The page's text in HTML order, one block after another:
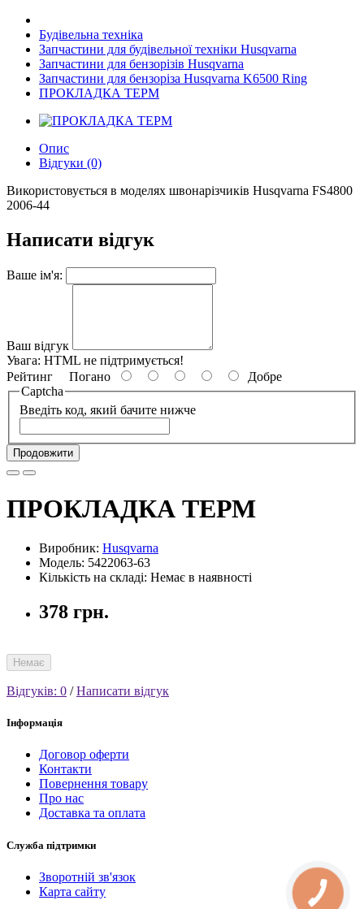
Будівельна техніка
Запчастини для будівельної техніки Husqvarna
Запчастини для бензорізів Husqvarna
Запчастини для бензоріза Husqvarna K6500 Ring
ПРОКЛАДКА ТЕРМ
Опис
Відгуки (0)
Використовується в моделях швонарізчиків Husqvarna FS4800
2006-44
Написати відгук
Ваше ім'я:
Ваш відгук
Увага: HTML не підтримується!
Рейтинг Погано
Добре
Captcha
Введіть код, який бачите нижче
Продовжити
ПРОКЛАДКА ТЕРМ
Виробник: Husqvarna
Модель: 5422063-63
Кількість на складі: Немає в наявності
378 грн.
Немає
Відгуків: 0 /Написати відгук
Інформація
Договор оферти
Контакти
Повернення товару
Про нас
Доставка та оплата
Служба підтримки
Зворотній зв'язок
Карта сайту